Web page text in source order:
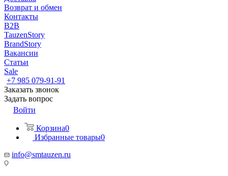
Возврат и обмен
Контакты
B2B
TauzenStory
BrandStory
Вакансии
Статьи
Sale
+7 985 079-91-91
Заказать звонок
Задать вопрос
Войти
Корзина0
Избранные товары0
info@smtauzen.ru